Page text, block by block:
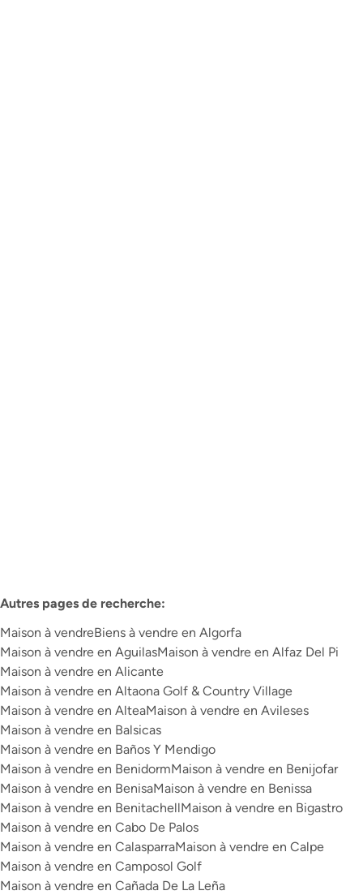
Autres pages de recherche:
Maison à vendreBiens à vendre en Algorfa
Maison à vendre en AguilasMaison à vendre en Alfaz Del Pi
Maison à vendre en Alicante
Maison à vendre en Altaona Golf & Country Village
Maison à vendre en AlteaMaison à vendre en Avileses
Maison à vendre en Balsicas
Maison à vendre en Baños Y Mendigo
Maison à vendre en BenidormMaison à vendre en Benijofar
Maison à vendre en BenisaMaison à vendre en Benissa
Maison à vendre en BenitachellMaison à vendre en Bigastro
Maison à vendre en Cabo De Palos
Maison à vendre en CalasparraMaison à vendre en Calpe
Maison à vendre en Camposol Golf
Maison à vendre en Cañada De La Leña